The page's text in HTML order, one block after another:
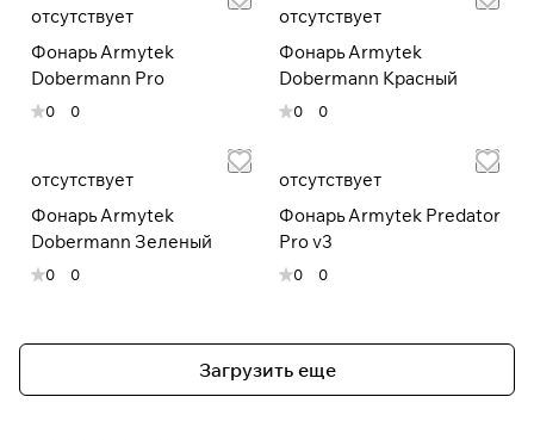
отсутствует
Фонарь Armytek
Dobermann Pro
0 0
отсутствует
Фонарь Armytek
Dobermann Красный
0 0
отсутствует
Фонарь Armytek
Dobermann Зеленый
0 0
отсутствует
Фонарь Armytek Predator
Pro v3
0 0
Загрузить еще